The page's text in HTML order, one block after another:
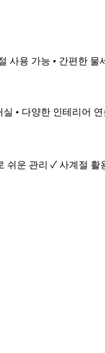
사용 가능 • 간편한 물
• 다양한 인테리어 연
쉬운 관리 ✓ 사계절